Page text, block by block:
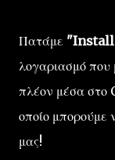
Πατάμε
λογαριασμό που
πλέον μέσα στο
οποίο μπορούμε
μας!